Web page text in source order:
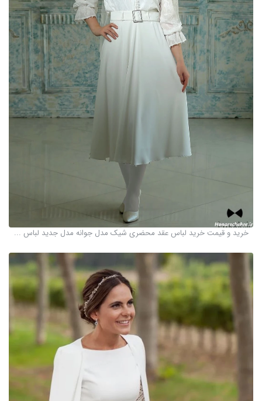
خرید و قیمت خرید لباس عقد محضری شیک مدل جوانه مدل جدید لباس ...